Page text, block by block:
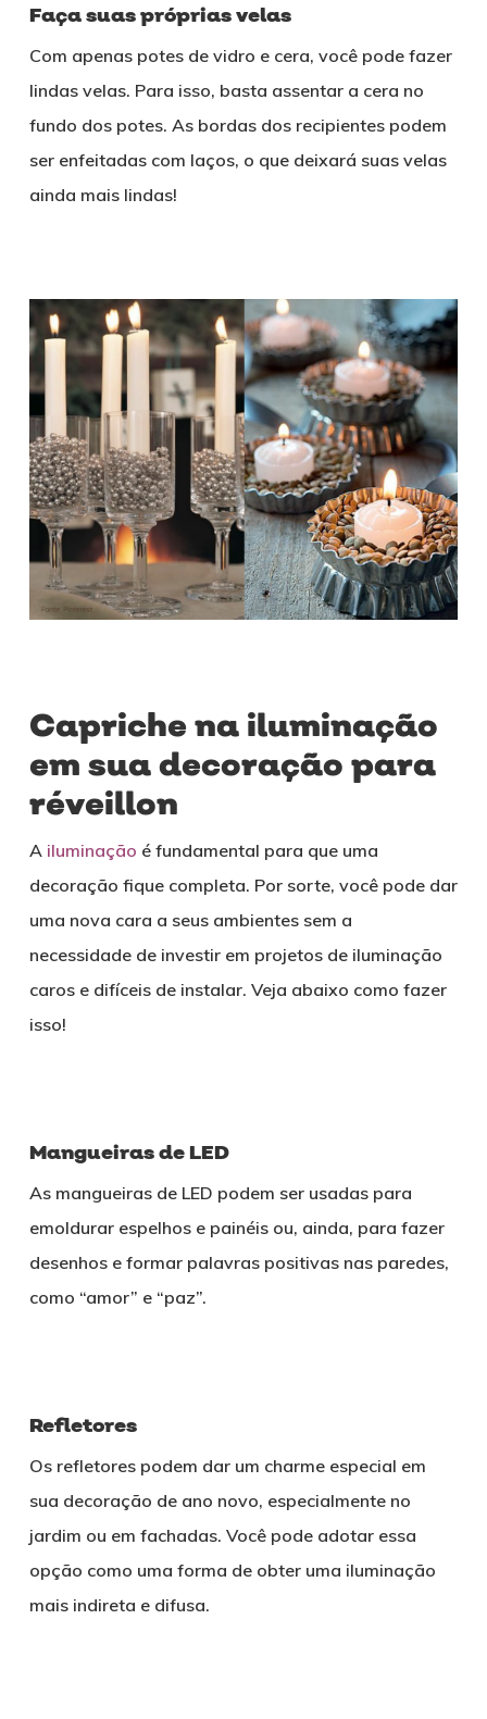
Faça suas próprias velas
Com apenas potes de vidro e cera, você pode fazer
lindas velas. Para isso, basta assentar a cera no
fundo dos potes. As bordas dos recipientes podem
ser enfeitadas com laços, o que deixará suas velas
ainda mais lindas!
Capriche na iluminação
em sua decoração para
réveillon
A iluminação é fundamental para que uma
decoração fique completa. Por sorte, você pode dar
uma nova cara a seus ambientes sem a
necessidade de investir em projetos de iluminação
caros e difíceis de instalar. Veja abaixo como fazer
isso!
Mangueiras de LED
As mangueiras de LED podem ser usadas para
emoldurar espelhos e painéis ou, ainda, para fazer
desenhos e formar palavras positivas nas paredes,
como “amor” e “paz”.
Refletores
Os refletores podem dar um charme especial em
sua decoração de ano novo, especialmente no
jardim ou em fachadas. Você pode adotar essa
opção como uma forma de obter uma iluminação
mais indireta e difusa.